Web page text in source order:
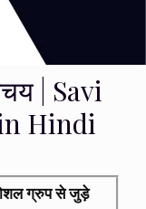
| Savi
Hindi
ग्रुप से जुड़े